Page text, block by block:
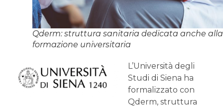
Qderm: struttura sanitaria dedicata anche alla
formazione universitaria
L’Università degli
Studi di Siena ha
formalizzato con
Qderm, struttura